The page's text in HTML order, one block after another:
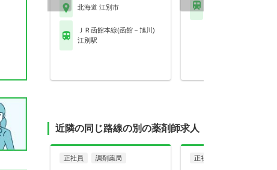
北海道 江別市
ＪＲ函館本線(函館－旭川)
江別駅
近隣の同じ路線の別の薬剤師求人
正社員 調剤薬局 正社員